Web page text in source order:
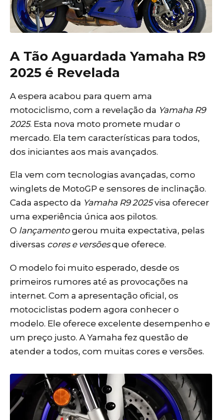
A Tão Aguardada Yamaha R9
2025 é Revelada
A espera acabou para quem ama
motociclismo, com a revelação da Yamaha R9
2025. Esta nova moto promete mudar o
mercado. Ela tem características para todos,
dos iniciantes aos mais avançados.
Ela vem com tecnologias avançadas, como
winglets de MotoGP e sensores de inclinação.
Cada aspecto da Yamaha R9 2025visa oferecer
uma experiência única aos pilotos.
O lançamentogerou muita expectativa, pelas
diversas cores e versõesque oferece.
O modelo foi muito esperado, desde os
primeiros rumores até as provocações na
internet. Com a apresentação oficial, os
motociclistas podem agora conhecer o
modelo. Ele oferece excelente desempenho e
um preço justo. A Yamaha fez questão de
atender a todos, com muitas cores e versões.